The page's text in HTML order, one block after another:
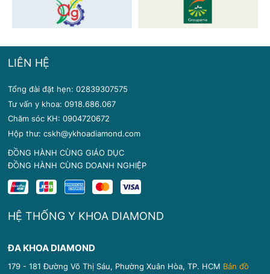
LIÊN HỆ
Tổng đài đặt hẹn: 02839307575
Tư vấn y khoa: 0918.686.067
Chăm sóc KH: 0904720672
Hộp thư: cskh@ykhoadiamond.com
ĐỒNG HÀNH CÙNG GIÁO DỤC
ĐỒNG HÀNH CÙNG DOANH NGHIỆP
HỆ THỐNG Y KHOA DIAMOND
ĐA KHOA DIAMOND
179 - 181 Đường Võ Thị Sáu, Phường Xuân Hòa, TP. HCM Bản đồ